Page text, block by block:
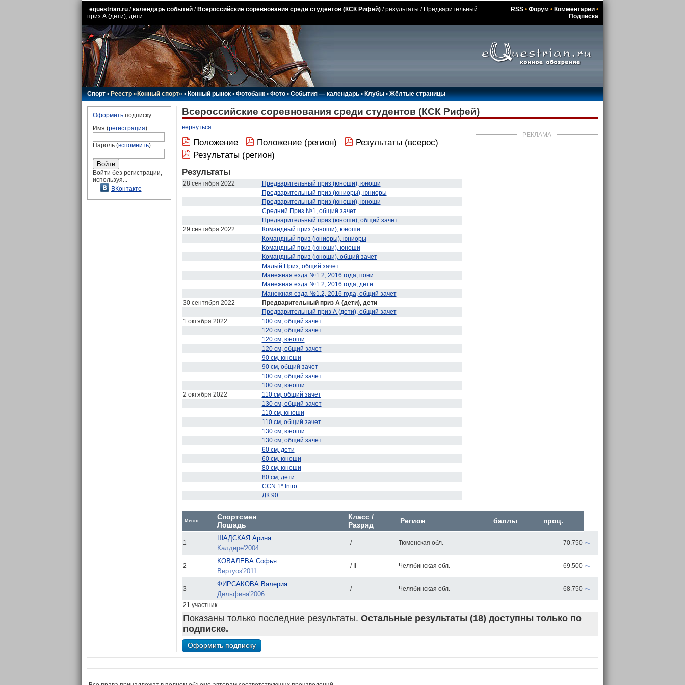
equestrian.ru/календарь событий/ Всероссийские соревнования среди студентов (КСК Рифей)/ результаты / Предварительный
приз А (дети), дети
RSS• Форум • Комментарии•
Подписка
Спорт•Реестр «Конный спорт»•Конный рынок•Фотобанк •Фото•События — календарь•Клубы •Жёлтые страницы
Оформитьподписку.
Имя (регистрация)
Пароль (вспомнить)
Войти без регистрации,
используя...
ВКонтакте
Всероссийские соревнования среди студентов (КСК Рифей)
вернуться
РЕКЛАМА
Положение Положение (регион)
Результаты (всерос)
Результаты (регион)
Результаты
28 сентября 2022
Предварительный приз (юноши), юноши
Предварительный приз (юниоры), юниоры
Предварительный приз (юноши), юноши
Средний Приз №1, общий зачет
Предварительный приз (юноши), общий зачет
29 сентября 2022
Командный приз (юноши), юноши
Командный приз (юниоры), юниоры
Командный приз (юноши), юноши
Командный приз (юноши), общий зачет
Малый Приз, общий зачет
Манежная езда №1.2, 2016 года, пони
Манежная езда №1.2, 2016 года, дети
Манежная езда №1.2, 2016 года, общий зачет
30 сентября 2022
Предварительный приз А (дети), дети
Предварительный приз А (дети), общий зачет
1 октября 2022
100 см, общий зачет
120 см, общий зачет
120 см, юноши
120 см, общий зачет
90 см, юноши
90 см, общий зачет
100 см, общий зачет
100 см, юноши
2 октября 2022
110 см, общий зачет
130 см, общий зачет
110 см, юноши
110 см, общий зачет
130 см, юноши
130 см, общий зачет
60 см, дети
60 см, юноши
80 см, юноши
80 см, дети
CCN 1* Intro
ДК 90
Место
Спортсмен
Лошадь
Класс /
Разряд
Регион баллы проц.
1
ШАДСКАЯ Арина
Калдере'2004
- / - Тюменская обл. 70.750 ~
2
КОВАЛЕВА Софья
Виртуоз'2011
- / II Челябинская обл. 69.500 ~
3
ФИРСАКОВА Валерия
Дельфина'2006
- / - Челябинская обл. 68.750 ~
21 участник
Показаны только последние результаты. Остальные результаты (18) доступны только по
подписке.